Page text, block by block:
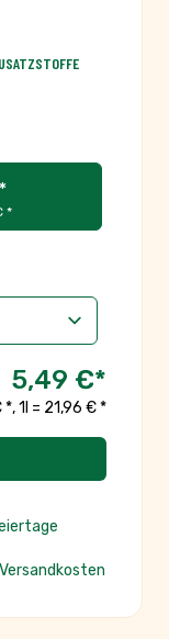
*
5,49 €*
*,1l = 21,96 € *